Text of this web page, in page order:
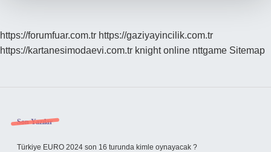
https://forumfuar.com.tr https://gaziyayincilik.com.tr
https://kartanesimodaevi.com.tr knight online nttgame Sitemap
Sidebar
Son Yazılar
Türkiye EURO 2024 son 16 turunda kimle oynayacak ?